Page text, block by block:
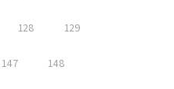
128 129
147 148